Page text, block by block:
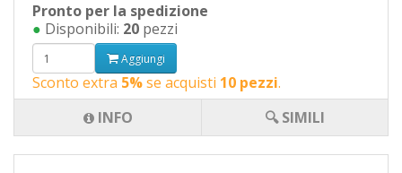
Pronto per la spedizione
● Disponibili: 20 pezzi
Aggiungi
Sconto extra 5%se acquisti 10 pezzi.
INFO
🔍 SIMILI